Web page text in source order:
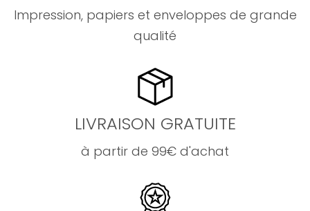
Impression, papiers et enveloppes de grande
qualité
LIVRAISON GRATUITE
à partir de 99€ d'achat